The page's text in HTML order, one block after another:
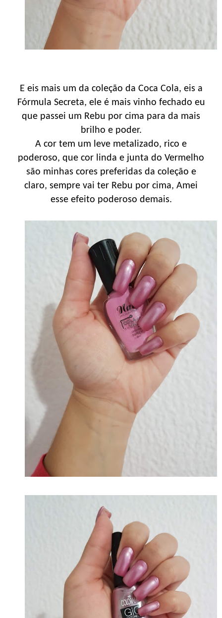
E eis mais um da coleção da Coca Cola, eis a
Fórmula Secreta, ele é mais vinho fechado eu
que passei um Rebu por cima para da mais
brilho e poder.
A cor tem um leve metalizado, rico e
poderoso, que cor linda e junta do Vermelho
são minhas cores preferidas da coleção e
claro, sempre vai ter Rebu por cima, Amei
esse efeito poderoso demais.